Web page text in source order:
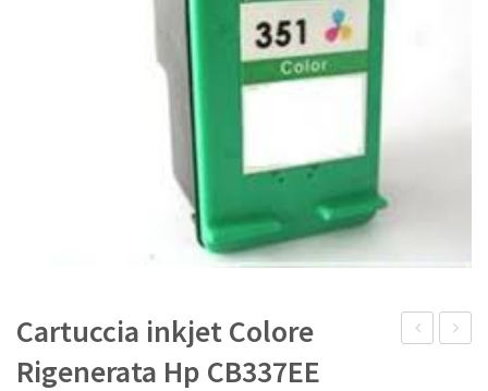
Cartuccia inkjet Colore
Rigenerata Hp CB337EE